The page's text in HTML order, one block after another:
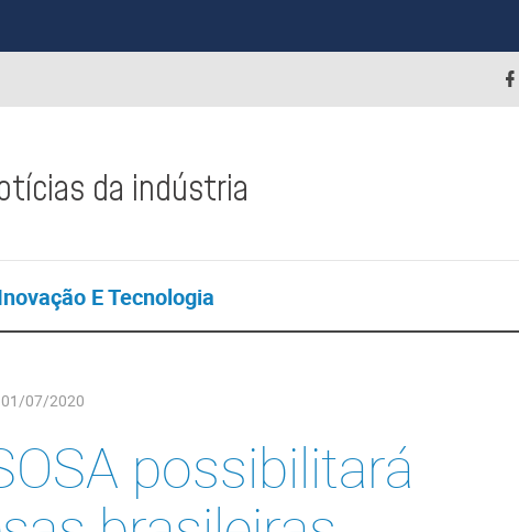
da indústria
E Tecnologia
01/07/2020
possibilitará